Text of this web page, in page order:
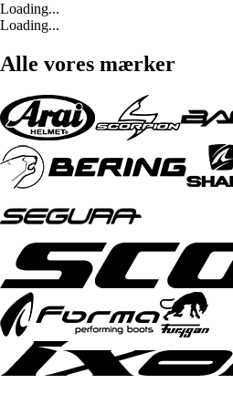
Loading...
Loading...
Alle vores mærker